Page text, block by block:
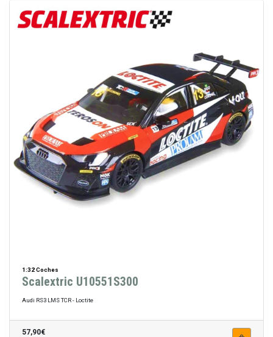
1:32 Coches
Scalextric U10551S300
Audi RS3 LMS TCR - Loctite
57,90€